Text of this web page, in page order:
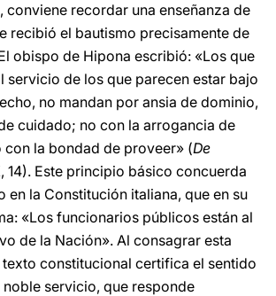
conviene recordar una enseñanza de
recibió el bautismo precisamente de
obispo de Hipona escribió: «Los que
servicio de los que parecen estar bajo
no mandan por ansia de dominio,
cuidado; no con la arrogancia de
con la bondad de proveer» (De
14). Este principio básico concuerda
en la Constitución italiana, que en su
«Los funcionarios públicos están al
de la Nación». Al consagrar esta
constitucional certifica el sentido
servicio, que responde